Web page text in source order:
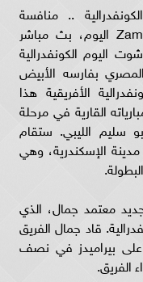
.. منافسة
الكونفدرالية بين Zamalek - Abu Sleem اليوم، بث مباشر
اليوم الكونفدرالية
بفارسه الأبيض
الأفريقية هذا
القارية في مرحلة
سليم الليبي. ستقام
الإسكندرية، وهي
معتمد جمال، الذي
قاد جمال الفريق
بيراميدز في نصف
الفريق.